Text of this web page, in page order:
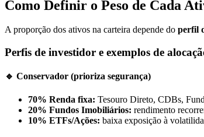
Como Definir o Peso de Cada
A proporção dos ativos na carteira depende do perfil
Perfis de investidor e exemplos de
🔹 Conservador (prioriza segurança)
70% Renda fixa: Tesouro Direto, CDBs,
20% Fundos Imobiliários: rendimento
10% ETFs/Ações: baixa exposição à